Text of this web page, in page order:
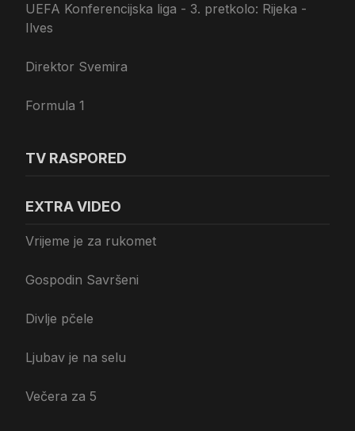
UEFA Konferencijska liga - 3. pretkolo: Rijeka -
Ilves
Direktor Svemira
Formula 1
TV RASPORED
EXTRA VIDEO
Vrijeme je za rukomet
Gospodin Savršeni
Divlje pčele
Ljubav je na selu
Večera za 5